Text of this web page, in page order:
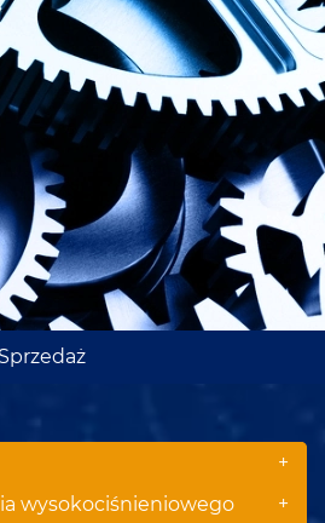
Sprzedaż
+
wysokociśnieniowego +